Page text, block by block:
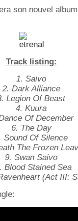
son nouvel
Track listing:
1. Saivo
2. Dark Alliance
Legion Of Beast
4. Kuura
Of December
6. The Day
Sound Of Silence
The Frozen
9. Swan Saivo
Blood Stained Sea
(Act III: